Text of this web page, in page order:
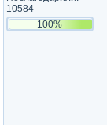
10584
100%